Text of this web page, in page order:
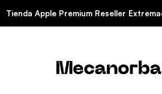
Tienda Apple Premium Reseller